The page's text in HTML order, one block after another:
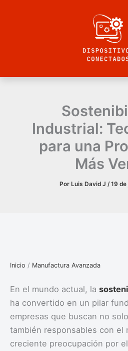
Industrial:
para una
Más
Por Luis David J /19
Inicio / Manufactura Avanzada
En el mundo actual, la
ha convertido en un pilar
empresas que buscan no
también responsables con el
creciente preocupación por